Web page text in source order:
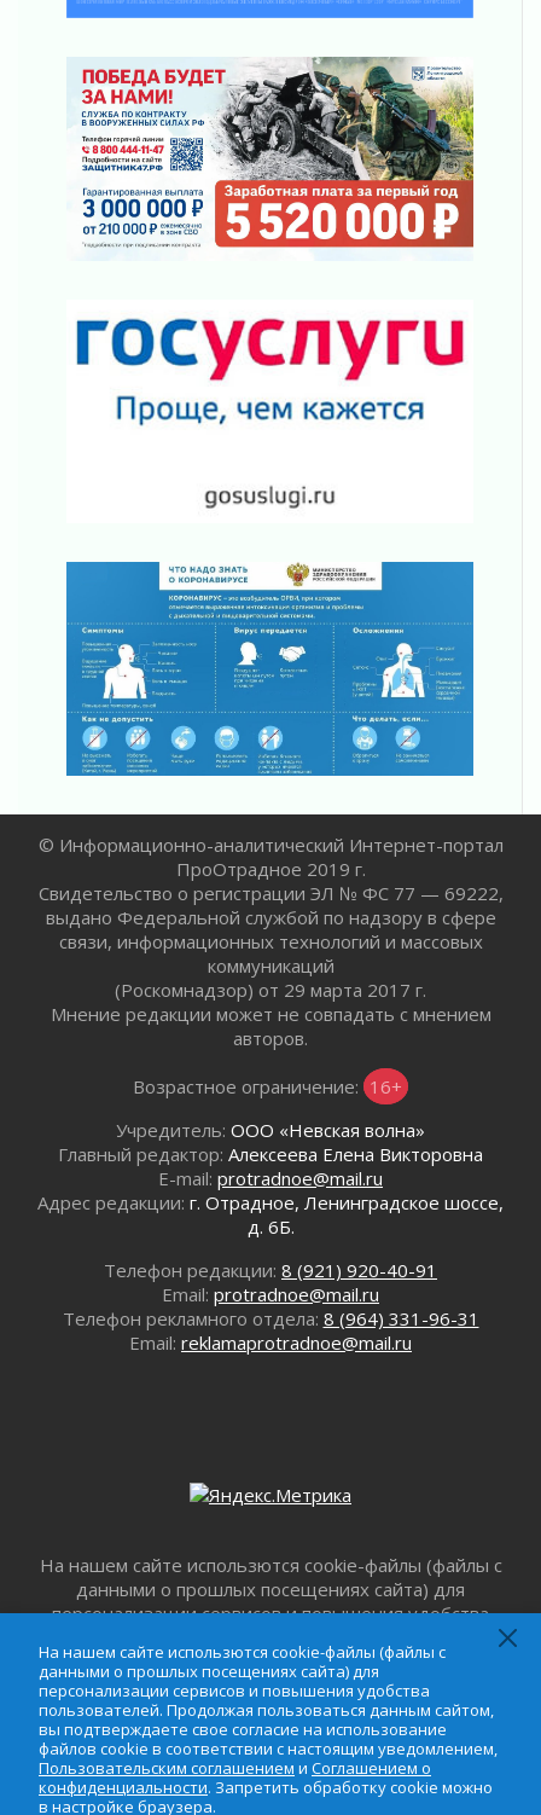
03 августа 2026
Строительные компании Ленобласти
подняли зарплаты почти на 40% за год
03 августа 2026
Шесть новых жизней в честь дня рождения
Ленинградской области
03 августа 2026
Уроки безопасности для детей и взрослых
03 августа 2026
02 августа 2026
«Активное лето»
Ленобласть отметила заслуги жителей перед
Ладога — не пруд
ПСК через Гослуслуги напомнит жителям
Ленинградской области о неоплаченных
02 августа 2026
Пропавшего подростка нашли в Кировском
районе Ленобласти
02 августа 2026
Жителям Ленобласти напомнили, как
действовать при укусе клеща
граждан Ленинградской области
Готовность №1
02 августа 2026
Километровые столбы «Дороги жизни»
отправили на реставрацию
02 августа 2026
Ленобласть внедрила передовую подготовку
операторов БПЛА
02 августа 2026
В Ивангороде появилась «Избушка-
воробушка»
Юхла, мука, кантеле и Водяной
Лето катится с горки
В Ленобласти открылась экспозиция к 150-
летию Билибина
01 августа 2026
В музей всей семьёй
01 августа 2026
Без заявлений и очередей
01 августа 2026
Не женское это дело...уверены?
01 августа 2026
Все силы в кулак
01 августа 2026
© Информационно-аналитический Интернет-портал
ПроОтрадное 2019 г.
Свидетельство о регистрации ЭЛ № ФС 77 — 69222,
выдано Федеральной службой по надзору в сфере
связи, информационных технологий и массовых
коммуникаций
(Роскомнадзор) от 29 марта 2017 г.
Мнение редакции может не совпадать с мнением
авторов.
Возрастное ограничение: 16+
Учредитель: ООО «Невская волна»
Главный редактор: Алексеева Елена Викторовна
E-mail: protradnoe@mail.ru
Адрес редакции: г. Отрадное, Ленинградское шоссе,
д. 6Б.
Телефон редакции: 8 (921) 920-40-91
Email: protradnoe@mail.ru
Телефон рекламного отдела: 8 (964) 331-96-31
Email: reklamaprotradnoe@mail.ru
На нашем сайте использются cookie-файлы (файлы с
данными о прошлых посещениях сайта) для
персонализации сервисов и повышения удобства
сайтом, вы подтверждаете свое согласие на
использование файлов cookie в соответствии с
настоящим уведомлением,Пользовательским
соглашениемиСоглашением о
конфиденциальности. Запретить обработку cookie
можно в настройке браузера.
На нашем сайте использются cookie-файлы (файлы с
данными о прошлых посещениях сайта) для
персонализации сервисов и повышения удобства
пользователей. Продолжая пользоваться данным сайтом,
вы подтверждаете свое согласие на использование
файлов cookie в соответствии с настоящим уведомлением,
Пользовательским соглашением и Соглашением о
конфиденциальности. Запретить обработку cookie можно
в настройке браузера.